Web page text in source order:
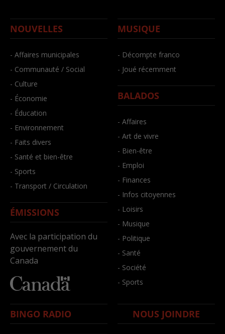
NOUVELLES
- Affaires municipales
- Communauté / Social
- Culture
- Économie
- Éducation
- Environnement
- Faits divers
- Santé et bien-être
- Sports
- Transport / Circulation
ÉMISSIONS
Avec la participation du
gouvernement du
Canada
MUSIQUE
- Décompte franco
- Joué récemment
BALADOS
- Affaires
- Art de vivre
- Bien-être
- Emploi
- Finances
- Infos citoyennes
- Loisirs
- Musique
- Politique
- Santé
- Société
- Sports
BINGO RADIO NOUS JOINDRE